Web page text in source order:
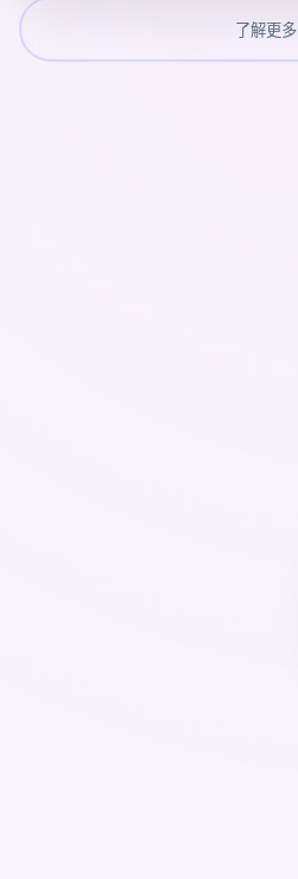
了解更多